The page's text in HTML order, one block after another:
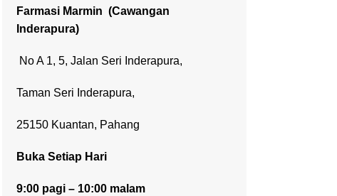
Farmasi Marmin (Cawangan
Inderapura)
No A 1, 5, Jalan Seri Inderapura,
Taman Seri Inderapura,
25150 Kuantan, Pahang
Buka Setiap Hari
9:00 pagi – 10:00 malam